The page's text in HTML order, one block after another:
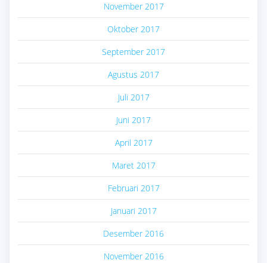
November 2017
Oktober 2017
September 2017
Agustus 2017
Juli 2017
Juni 2017
April 2017
Maret 2017
Februari 2017
Januari 2017
Desember 2016
November 2016